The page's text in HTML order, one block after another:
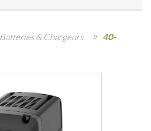
Batteries & Chargeurs » 40-